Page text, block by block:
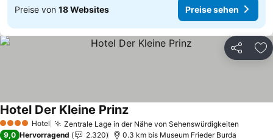
Preise von 18 Websites Preise sehen
Teilen
4 Sterne Hotel Zentrale Lage in der Nähe von Sehenswürdigkeiten
Hotel Der Kleine PrinzPreise sehen
9,0 Hervorragend 2.320 0.3 km bis Museum Frieder Burda